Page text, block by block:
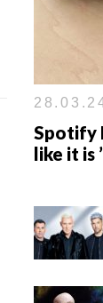
Spotify
like it is